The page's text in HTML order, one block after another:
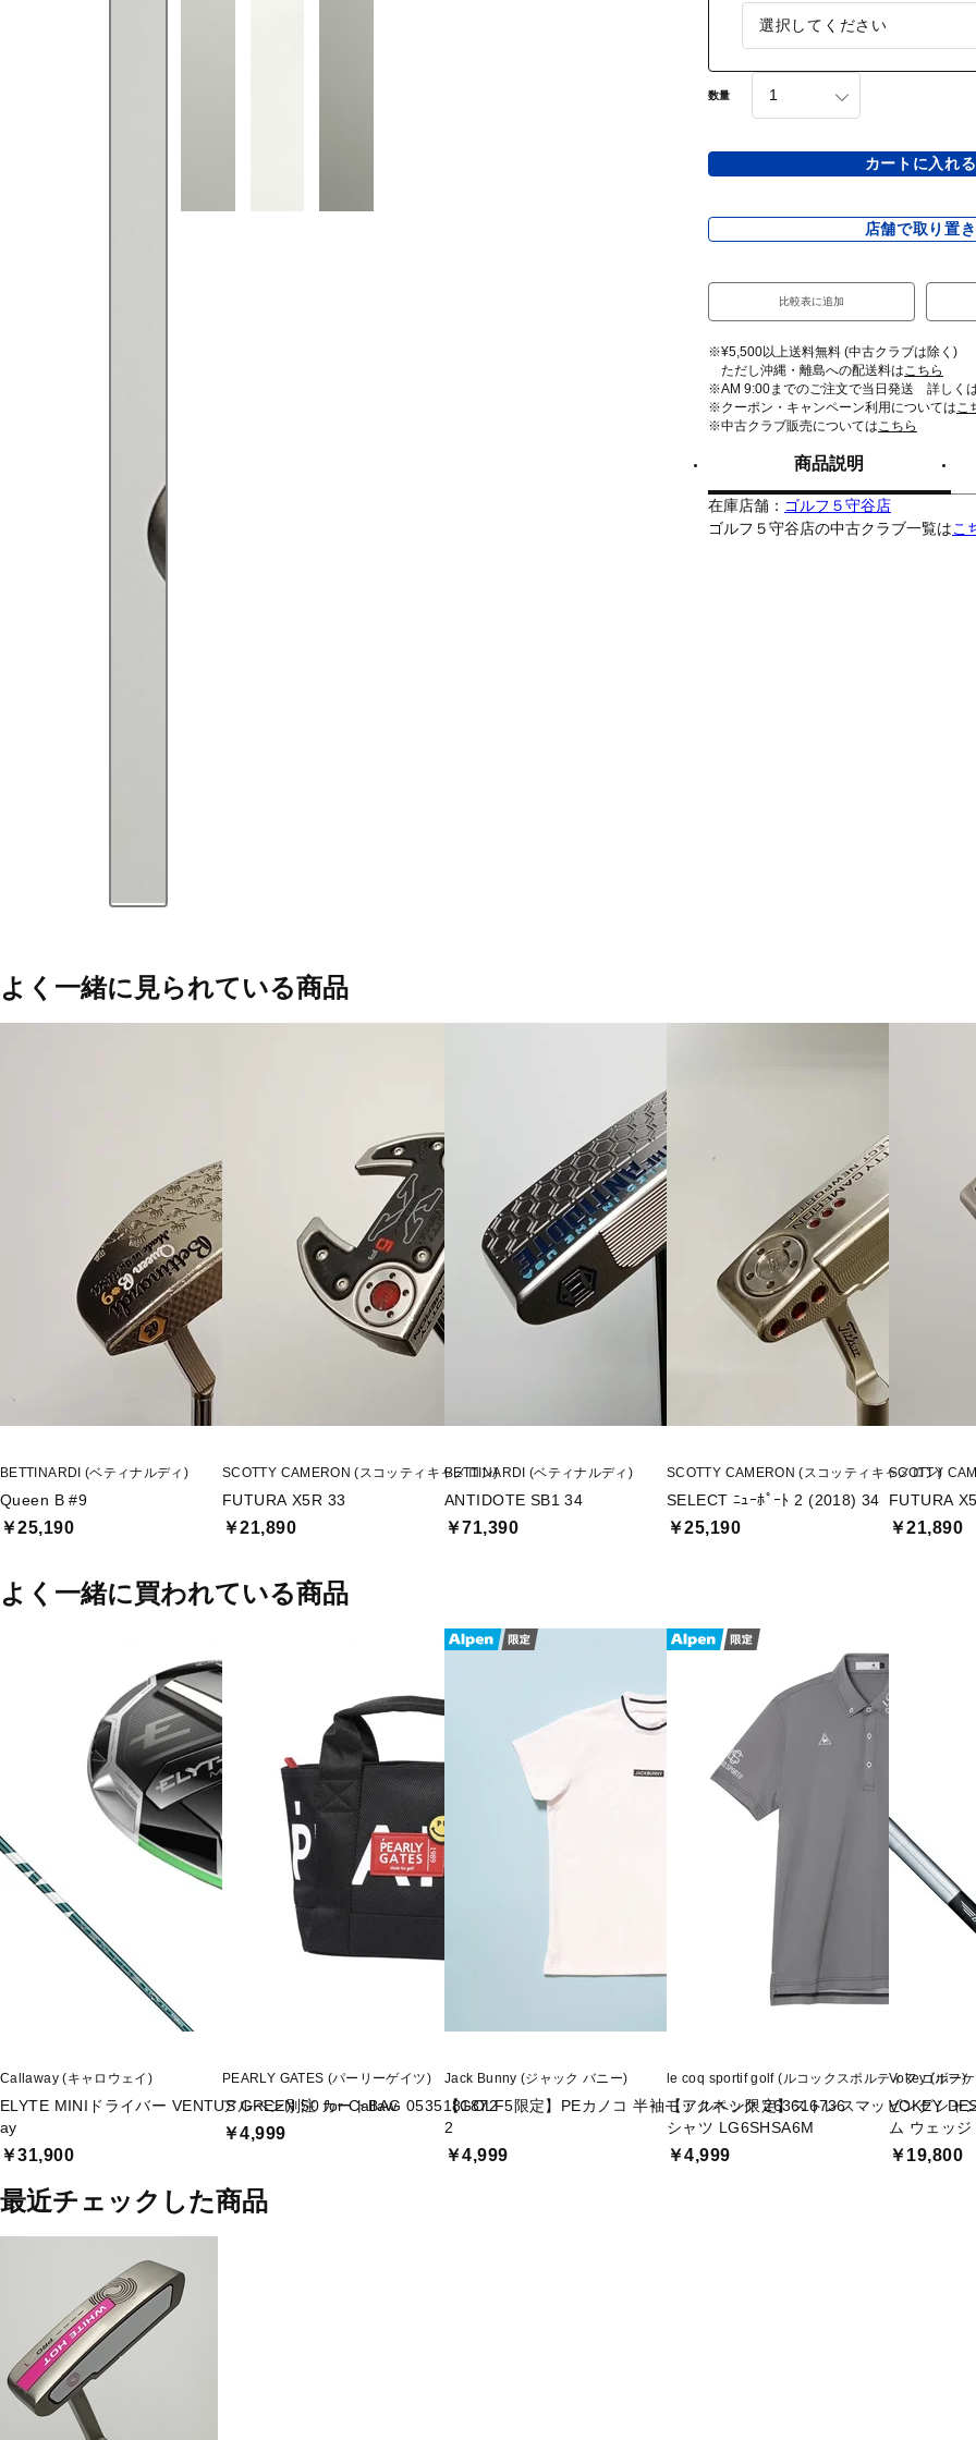
数量
カートに入れる
店舗で取り置き
比較表に追加
※¥5,500以上送料無料 (中古クラブは除く)
ただし沖縄・離島への配送料はこちら
※AM 9:00までのご注文で当日発送 詳しく
※クーポン・キャンペーン利用についてはこ
※中古クラブ販売についてはこちら
商品説明
在庫店舗： ゴルフ５守谷店
ゴルフ５守谷店の中古クラブ一覧はこ
よく一緒に見られている商品
BETTINARDI (ベティナルディ)
Queen B #9
￥25,190
SCOTTY CAMERON (スコッティキャメロン)
FUTURA X5R 33
￥21,890
BETTINARDI (ベティナルディ)
ANTIDOTE SB1 34
￥71,390
SCOTTY CAMERON (スコッティキャメロン)
SELECT ﾆｭｰﾎﾟｰﾄ 2 (2018) 34
￥25,190
SCOTTY
FUTURA
￥21,890
よく一緒に買われている商品
Callaway (キャロウェイ)
ELYTE MINIドライバー VENTUS GREEN 50 for Callaw
ay
￥31,900
PEARLY GATES (パーリーゲイツ)
アルペン別注 カートBAG 0535181872
￥4,999
Jack Bunny (ジャック バニー)
【GOLF5限定】PEカノコ 半袖モックネック 263616736
2
￥4,999
le coq sportif golf (ルコックスポルティフ ゴルフ)
【アルペン限定】ストレスマッピングシャ
シャツ LG6SHSA6M
￥4,999
Vokey (ボー
VOKEY
ム ウェッ
￥19,800
最近チェックした商品